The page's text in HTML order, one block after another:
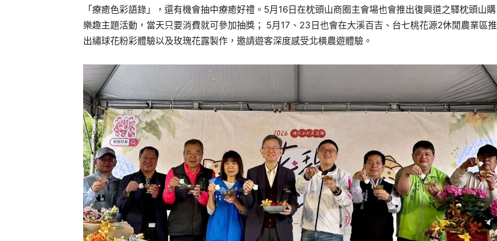
「療癒色彩語錄」，還有機會抽中療癒好禮。5月16日在枕頭山商圈主會場也會推出復興道之驛枕頭山購
樂趣主題活動，當天只要消費就可參加抽獎； 5月17、23日也會在大溪百吉、台七桃花源2休閒農業區推
出繡球花粉彩體驗以及玫瑰花露製作，邀請遊客深度感受北橫農遊體驗。